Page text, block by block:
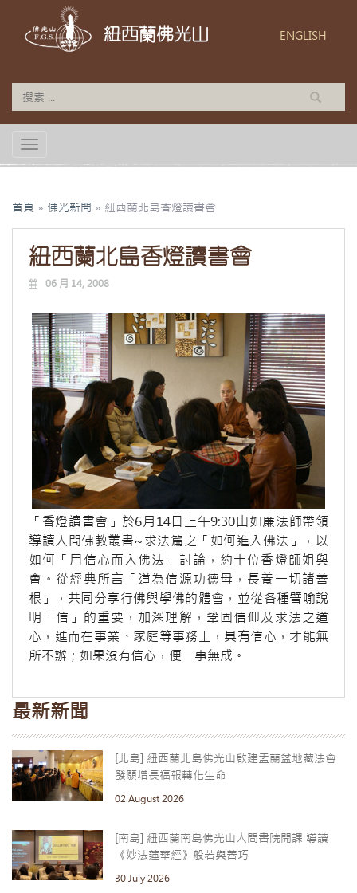
紐西蘭佛光山 ENGLISH
TOGGLE NAVIGATION
首頁 » 佛光新聞 » 紐西蘭北島香燈讀書會
紐西蘭北島香燈讀書會
06 月 14, 2008
「香燈讀書會」於6月14日上午9:30由如廉法師帶領
導讀人間佛教叢書~求法篇之「如何進入佛法」，以
如何「用信心而入佛法」討論，約十位香燈師姐與
會。從經典所言「道為信源功德母，長養一切諸善
根」，共同分享行佛與學佛的體會，並從各種譬喻說
明「信」的重要，加深理解，鞏固信仰及求法之道
心，進而在事業、家庭等事務上，具有信心，才能無
所不辦；如果沒有信心，便一事無成。
最新新聞
[北島] 紐西蘭北島佛光山啟建盂蘭盆地藏法會
發願增長福報轉化生命
02 August 2026
[南島] 紐西蘭南島佛光山人間書院開課 導讀
《妙法蓮華經》般若與善巧
30 July 2026